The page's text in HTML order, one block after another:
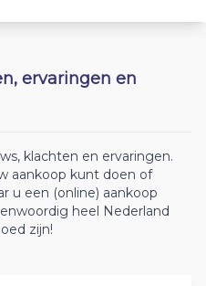
ervaringen en
klachten en ervaringen.
aankoop kunt doen of
u een (online) aankoop
heel Nederland
zijn!